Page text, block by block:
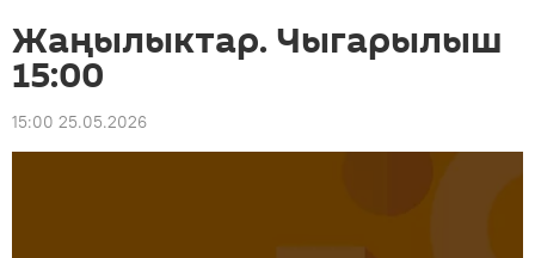
Жаңылыктар. Чыгарылыш
15:00
15:00 25.05.2026